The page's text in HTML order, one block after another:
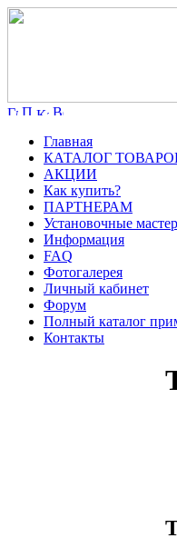
Главная
КАТАЛОГ
АКЦИИ
Как купить?
ПАРТНЕРАМ
Установочные
Информация
FAQ
Фотогалерея
Личный кабинет
Форум
Полный каталог
Контакты